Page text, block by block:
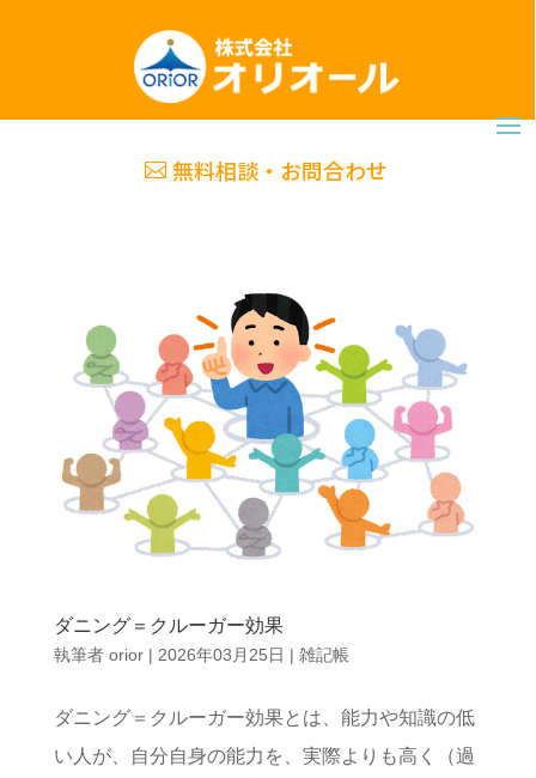
無料相談・お問合わせ
ダニング＝クルーガー効果
執筆者 orior| 2026年03月25日 | 雑記帳
ダニング＝クルーガー効果とは、能力や知識の低
い人が、自分自身の能力を、実際よりも高く（過